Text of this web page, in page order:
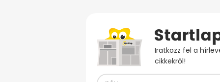
Iratkozz fel a
cikkekről!